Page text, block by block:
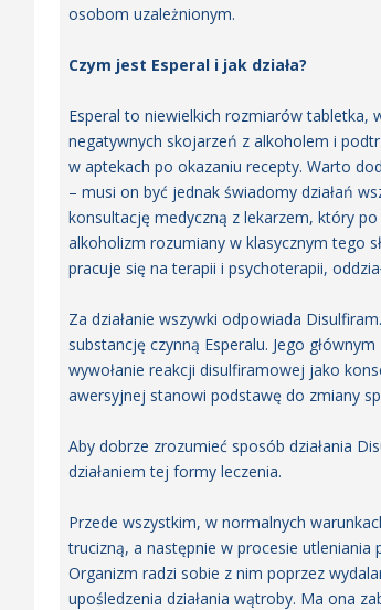
osobom uzależnionym.
Czym jest Esperal i jak działa?
Esperal to niewielkich rozmiarów tabletka,
negatywnych skojarzeń z alkoholem i
w aptekach po okazaniu recepty. Warto
– musi on być jednak świadomy działań
konsultację medyczną z lekarzem, który
alkoholizm rozumiany w klasycznym tego
pracuje się na terapii i psychoterapii,
Za działanie wszywki odpowiada
substancję czynną Esperalu. Jego
wywołanie reakcji disulfiramowej jako
awersyjnej stanowi podstawę do zmiany
Aby dobrze zrozumieć sposób działania
działaniem tej formy leczenia.
Przede wszystkim, w normalnych
trucizną, a następnie w procesie
Organizm radzi sobie z nim poprzez
upośledzenia działania wątroby. Ma ona